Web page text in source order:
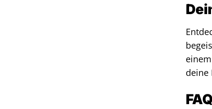
deine